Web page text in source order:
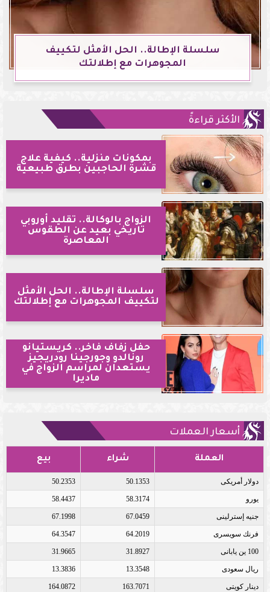
سلسلة الإطالة.. الحل الأمثل لتكييف
المجوهرات مع إطلالتك
الأكثر قراءةً
بمكونات منزلية.. كيفية علاج
قشرة الحاجبين بطرق طبيعية
الزواج بالوكالة.. تقليد أوروبي
تاريخي بعيد عن الطقوس
المعاصرة
سلسلة الإطالة.. الحل الأمثل
لتكييف المجوهرات مع إطلالتك
حفل زفاف فاخر.. كريستيانو
رونالدو وجورجينا رودريجيز
يستعدان لمراسم الزواج في
ماديرا
أسعار العملات
العملة شراء بيع
دولار أمريكى 50.1353
50.2353
يورو 58.3174
58.4437
جنيه إسترلينى 67.0459
67.1998
فرنك سويسرى 64.2019
64.3547
100 ين يابانى 31.8927
31.9665
ريال سعودى 13.3548
13.3836
دينار كويتى 163.7071
164.0872